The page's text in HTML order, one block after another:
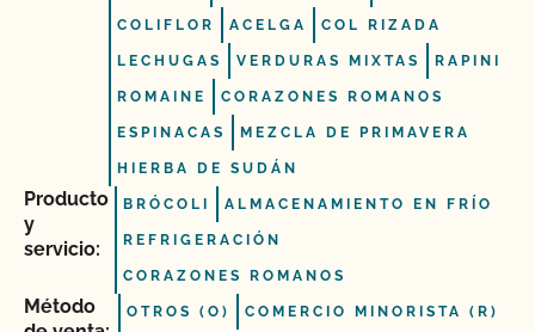
COLIFLOR ACELGA COL RIZADA
LECHUGAS VERDURAS MIXTAS RAPINI
ROMAINE CORAZONES ROMANOS
ESPINACAS MEZCLA DE PRIMAVERA
HIERBA DE SUDÁN
Producto
y
servicio:
BRÓCOLI ALMACENAMIENTO EN FRÍO
REFRIGERACIÓN
CORAZONES ROMANOS
Método
OTROS (O) COMERCIO MINORISTA (R)